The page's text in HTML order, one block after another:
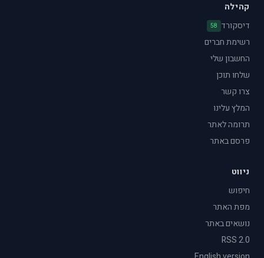
קהילה
דיסקורד 58
רשימת חברים
החשבון שלי
שלחו תוכן
צרו קשר
המלץ עלינו
תרומה לאתר
פרסם באתר
ניווט
חיפוש
מפת האתר
נושאים באתר
RSS 2.0